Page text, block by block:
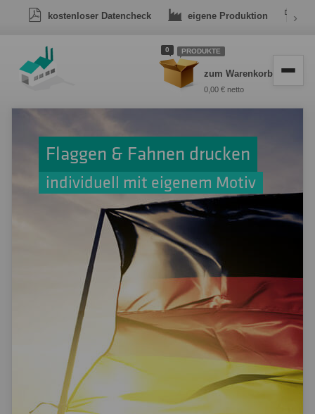
kostenloser Datencheck eigene Produktion ›
0 PRODUKTE
zum Warenkorb
0,00 € netto
Flaggen & Fahnen drucken
individuell mit eigenem Motiv